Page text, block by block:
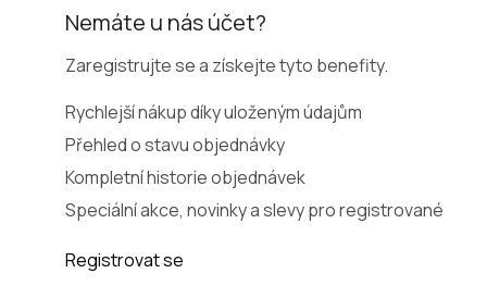
Nemáte u nás účet?
Zaregistrujte se a získejte tyto benefity.
Rychlejší nákup díky uloženým údajům
Přehled o stavu objednávky
Kompletní historie objednávek
Speciální akce, novinky a slevy pro registrované
Registrovat se